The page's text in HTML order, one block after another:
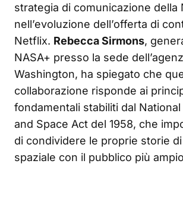
strategia di comunicazione della
nell’evoluzione dell’offerta di
Netflix. Rebecca Sirmons,
NASA+ presso la sede
Washington, ha spiegato che
collaborazione risponde ai
fondamentali stabiliti dal
and Space Act del 1958, che
di condividere le proprie storie
spaziale con il pubblico più